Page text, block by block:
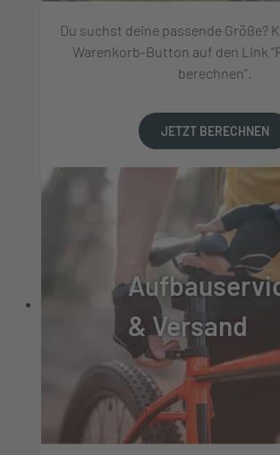
Du suchst deine passende Größe?
Warenkorb-Button auf den Link
berechnen".
JETZT BERECHNEN
& Versand